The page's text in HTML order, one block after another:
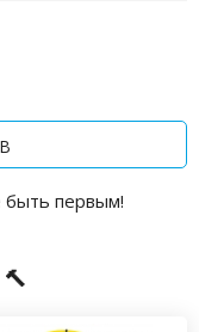
быть первым!